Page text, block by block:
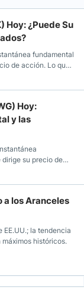
Hoy: ¿Puede Su
fundamental
de acción. Lo que
de 2026, después
la sesión anterior,
Hoy:
y las
su precio de
el 20 de enero de
1,04%, durante la
a los Aranceles
EE.UU.; la tendencia
históricos.